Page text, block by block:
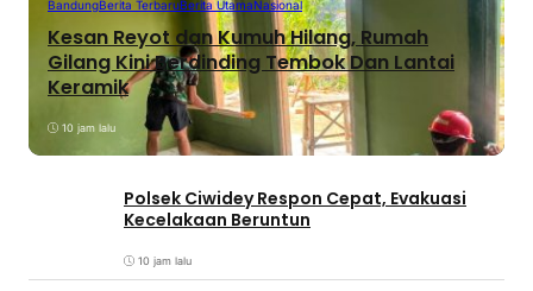
BandungBerita TerbaruBerita UtamaNasional
Kesan Reyot dan Kumuh Hilang, Rumah
Gilang Kini Berdinding Tembok Dan Lantai
Keramik
10 jam lalu
Polsek Ciwidey Respon Cepat, Evakuasi
Kecelakaan Beruntun
10 jam lalu